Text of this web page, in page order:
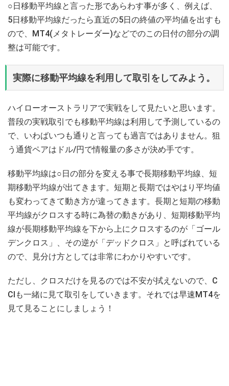
○日移動平均線と言った形であらわす事が多く、例えば、
5日移動平均線だったら直近の5日の終値の平均値を出すも
ので、MT4(メタトレーダー)などでのこの日付の部分の調
整は可能です。
実際に移動平均線を利用して取引をしてみよう。
ハイローオーストラリアで実戦をして見たいと思います。
普段の実戦取引でも移動平均線は利用して予測しているの
で、いわばいつも通りと言っても過言ではありません。狙
う通貨ペアはドル/円で情報量の多さが決め手です。
移動平均線は○日の部分を変える事で長期移動平均線、短
期移動平均線が出てきます。短期と長期ではやはり平均値
も変わってきて動き方が違ってきます。長期と短期の移動
平均線がクロスする時に為替の動きがあり、短期移動平均
線が長期移動平均線を下から上にクロスするのが「ゴール
デンクロス」、その逆が「デッドクロス」と呼ばれている
ので、見分け方としては非常にわかりやすいです。
ただし、クロスだけを見るのでは不安が拭えないので、C
CIも一緒に見て取引をしていきます。それでは早速MT4を
見て見ることにしましょう！